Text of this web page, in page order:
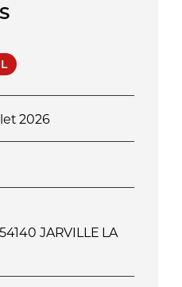
2026
JARVILLE LA